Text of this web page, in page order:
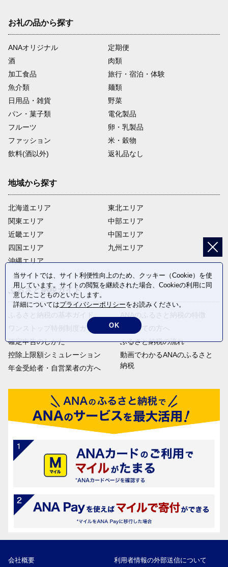
お礼の品から探す
ANAオリジナル
定期便
酒
肉類
加工食品
旅行・宿泊・体験
魚介類
麺類
日用品・雑貨
野菜
パン・菓子類
電化製品
フルーツ
卵・乳製品
ファッション
米・穀物
飲料(酒以外)
返礼品なし
地域から探す
北海道エリア
関東エリア
近畿エリア
四国エリア
沖縄エリア
東北エリア
中部エリア
中国エリア
九州エリア
ふるさと納税ガイド
ふるさと納税の基本ガイド
ワンストップ特例制度ガイド
確定申告のしかた
控除上限額シミュレーション
年金受給者・自営業者の方へ
ANAのふるさと納税の特徴
はじめての方へ
ふるさと納税の流れ
動画でわかるANAのふるさと
納税
会社概要 利用者情報の外部送信について
当サイトでは、サイト利便性向上のため、クッキー（Cookie）を使
用しています。サイトの閲覧を継続された場合、Cookieの利用に同
意したことものといたします。
詳細についてはプライバシーポリシーをお読みください。
OK